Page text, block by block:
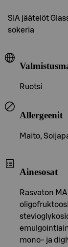
SIA jäätelöt
sokeria
Ruotsi
Allergeenit
Maito,
Ainesosat
Rasvaton
mono- ja